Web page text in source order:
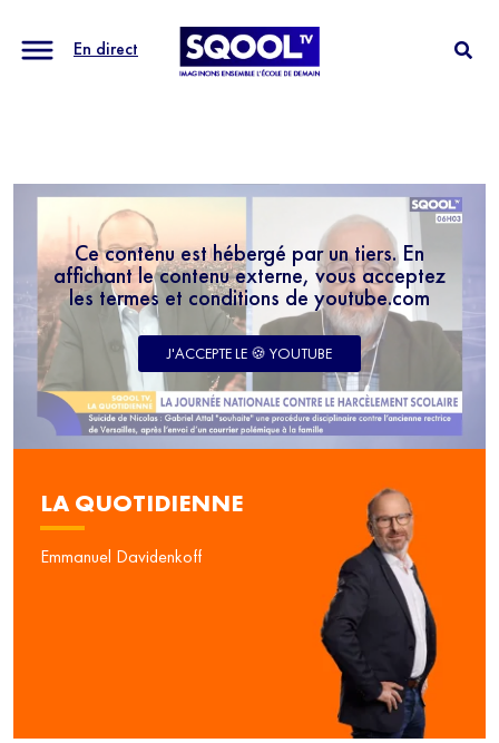
En direct
Ce contenu est hébergé par un tiers. En
affichant le contenu externe, vous acceptez
les termes et conditions de youtube.com
J'ACCEPTE LE 🍪 YOUTUBE
LA QUOTIDIENNE
Emmanuel Davidenkoff